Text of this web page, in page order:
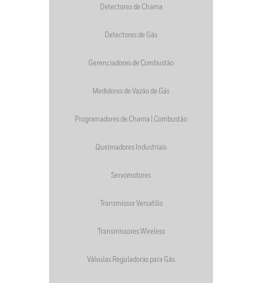
Detectores de Chama
Detectores de Gás
Gerenciadores de Combustão
Medidores de Vazão de Gás
Programadores de Chama | Combustão
Queimadores Industriais
Servomotores
Transmissor Versatilis
Transmissores Wireless
Válvulas Reguladoras para Gás